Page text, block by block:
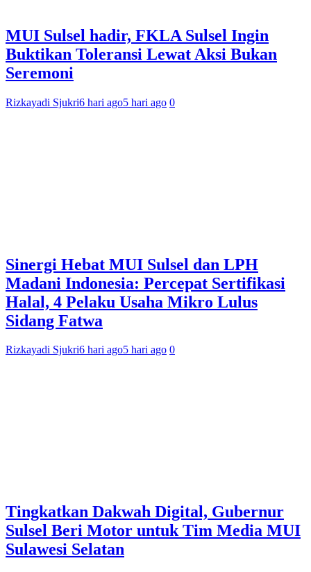
MUI Sulsel hadir, FKLA Sulsel Ingin
Buktikan Toleransi Lewat Aksi Bukan
Seremoni
Rizkayadi Sjukri6 hari ago5 hari ago 0
Sinergi Hebat MUI Sulsel dan LPH
Madani Indonesia: Percepat Sertifikasi
Halal, 4 Pelaku Usaha Mikro Lulus
Sidang Fatwa
Rizkayadi Sjukri6 hari ago5 hari ago 0
Tingkatkan Dakwah Digital, Gubernur
Sulsel Beri Motor untuk Tim Media MUI
Sulawesi Selatan